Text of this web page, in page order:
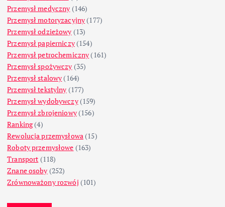
Przemysł medyczny (146)
Przemysł motoryzacyjny (177)
Przemysł odzieżowy (13)
Przemysł papierniczy(154)
Przemysł petrochemiczny (161)
Przemysł spożywczy (35)
Przemysł stalowy (164)
Przemysł tekstylny (177)
Przemysł wydobywczy(159)
Przemysł zbrojeniowy(156)
Ranking(4)
Rewolucja przemysłowa (15)
Roboty przemysłowe (163)
Transport (118)
Znane osoby (252)
Zrównoważony rozwój (101)